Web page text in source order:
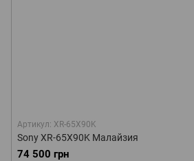
Артикул: XR-65X90K
Sony XR-65X90K Малайзия
74 500 грн